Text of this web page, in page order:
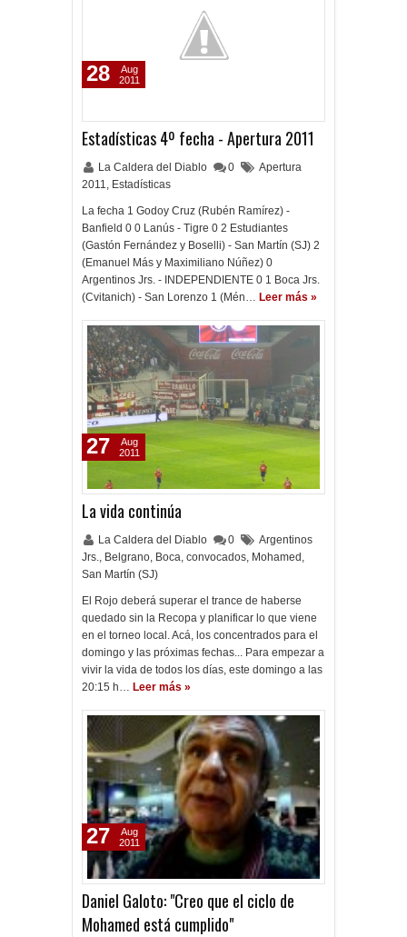
Estadísticas 4º fecha - Apertura 2011
La Caldera del Diablo 0
Apertura
2011, Estadísticas
La fecha 1 Godoy Cruz (Rubén Ramírez) -
Banfield 0 0 Lanús - Tigre 0 2 Estudiantes
(Gastón Fernández y Boselli) - San Martín (SJ) 2
(Emanuel Más y Maximiliano Núñez) 0
Argentinos Jrs. - INDEPENDIENTE 0 1 Boca Jrs.
(Cvitanich) - San Lorenzo 1 (Mén… Leer más »
28
Aug
2011
La vida continúa
La Caldera del Diablo 0
Argentinos
Jrs., Belgrano, Boca, convocados, Mohamed ,
San Martín (SJ)
El Rojo deberá superar el trance de haberse
quedado sin la Recopa y planificar lo que viene
en el torneo local. Acá, los concentrados para el
domingo y las próximas fechas... Para empezar a
vivir la vida de todos los días, este domingo a las
20:15 h… Leer más »
27
Aug
2011
Daniel Galoto: "Creo que el ciclo de
Mohamed está cumplido"
27
Aug
2011